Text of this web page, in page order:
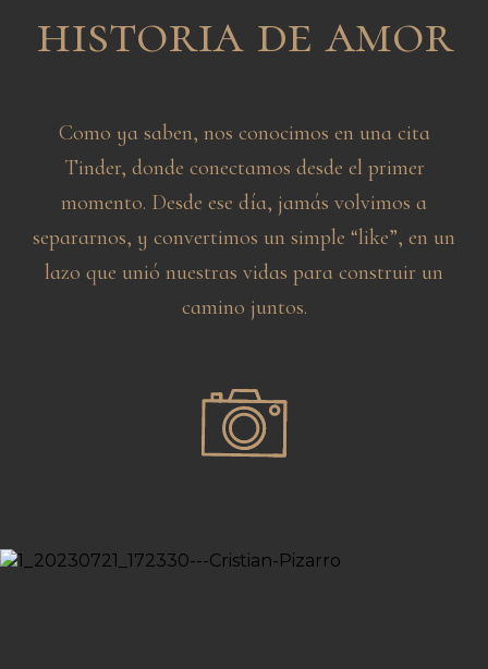
historia de amor
Como ya saben, nos conocimos en una cita
Tinder, donde conectamos desde el primer
momento. Desde ese día, jamás volvimos a
separarnos, y convertimos un simple “like”, en un
lazo que unió nuestras vidas para construir un
camino juntos.